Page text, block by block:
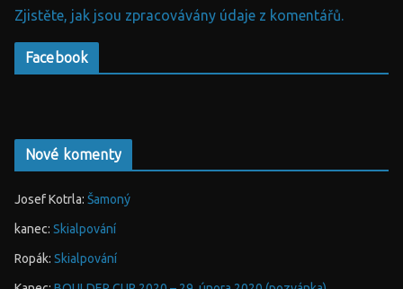
Zjistěte, jak jsou zpracovávány údaje z komentářů.
Facebook
Nové komenty
Josef Kotrla: Šamoný
kanec: Skialpování
Ropák: Skialpování